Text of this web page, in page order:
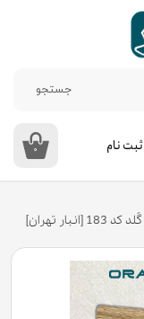
جستجو
۰ ثبت نام